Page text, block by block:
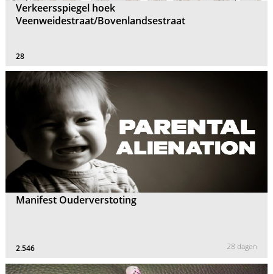
Verkeersspiegel hoek
Veenweidestraat/Bovenlandsestraat
28
Manifest Ouderverstoting
2.546 28 dagen